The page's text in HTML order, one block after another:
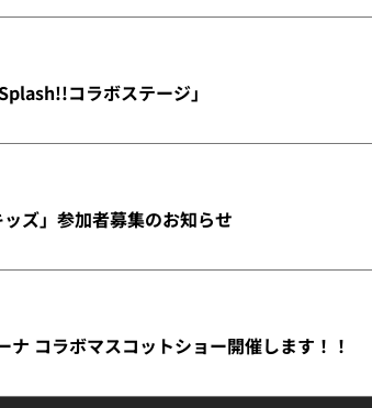
コラボステージ」
ズ」参加者募集のお知らせ
コラボマスコットショー開催します！！